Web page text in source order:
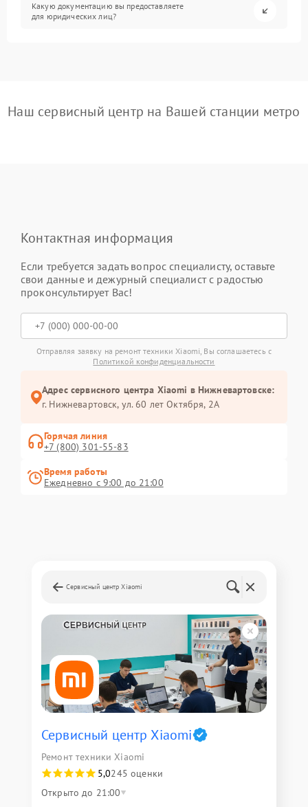
Какую документацию вы предоставляете
для юридических лиц?
Наш сервисный центр на Вашей станции метро
Контактная информация
Если требуется задать вопрос специалисту, оставьте
свои данные и дежурный специалист с радостью
проконсультирует Вас!
Отправляя заявку на ремонт техники Xiaomi, Вы соглашаетесь с
Политикой конфиденциальности
Адрес сервисного центра Xiaomi в Нижневартовске:
г. Нижневартовск, ул. 60 лет Октября, 2А
Горячая линия
+7 (800) 301-55-83
Время работы
Ежедневно с 9:00 до 21:00
Сервисный центр Xiaomi
Сервисный центр Xiaomi
Ремонт техники Xiaomi
5,0245 оценки
Открыто до 21:00